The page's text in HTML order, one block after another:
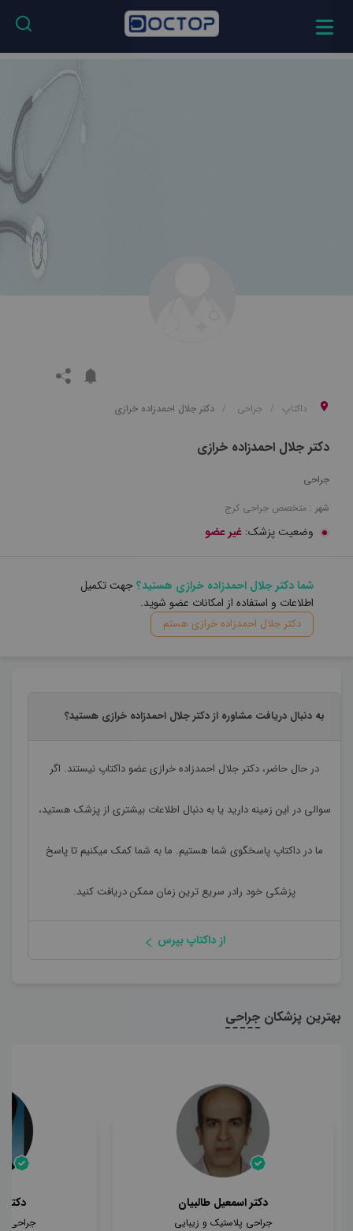
داکتاپ جراحی دکتر جلال احمدزاده خرازی
دکتر جلال احمدزاده خرازی
جراحی
شهر : متخصص جراحی کرج
وضعیت پزشک: غیر عضو
شما دکتر جلال احمدزاده خرازی هستید؟جهت تکمیل
اطلاعات و استفاده از امکانات عضو شوید.
دکتر جلال احمدزاده خرازی هستم
به دنبال دریافت مشاوره از دکتر جلال احمدزاده خرازی هستید؟
در حال حاضر، دکتر جلال احمدزاده خرازیعضو داکتاپ نیستند. اگر
سوالی در این زمینه دارید یا به دنبال اطلاعات بیشتری از پزشک هستید،
ما در داکتاپ پاسخگوی شما هستیم. ما به شما کمک میکنیم تا پاسخ
پزشکی خود رادر سریع ترین زمان ممکن دریافت کنید.
از داکتاپ بپرس
بهترین پزشکان جراحی
دکتر اسمعیل طالبیان
جراحی پلاستیک و زیبایی
دکتر
جراحی